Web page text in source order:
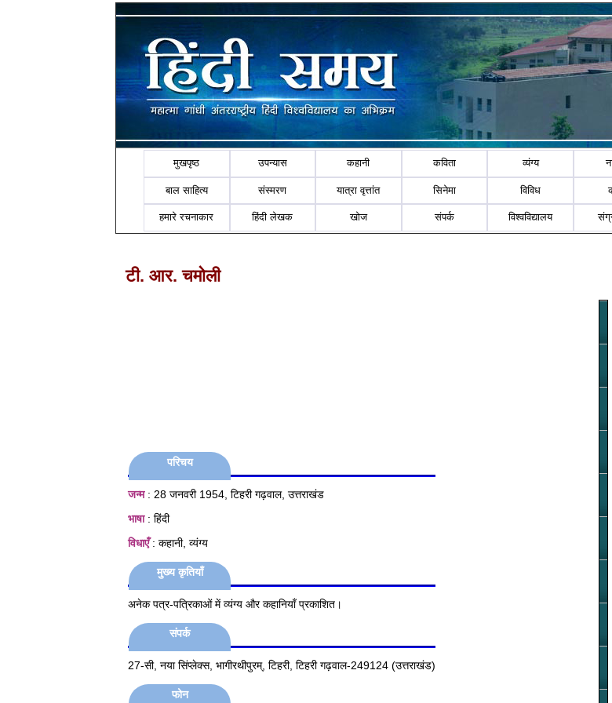
मुखपृष्ठ उपन्यास कहानी कविता व्यंग्य
बाल साहित्य संस्मरण यात्रा वृत्तांत सिनेमा विविध
हमारे रचनाकार हिंदी लेखक खोज संपर्क विश्वविद्यालय
टी. आर. चमोली
परिचय
जन्म: 28 जनवरी 1954, टिहरी गढ़वाल, उत्तराखंड
भाषा: हिंदी
विधाएँ: कहानी, व्यंग्य
मुख्य कृतियाँ
अनेक पत्र-पत्रिकाओं में व्यंग्य और कहानियाँ प्रकाशित।
संपर्क
27-सी, नया सिंप्लेक्स, भागीरथीपुरम्, टिहरी, टिहरी गढ़वाल-249124 (उत्तराखंड)
फोन